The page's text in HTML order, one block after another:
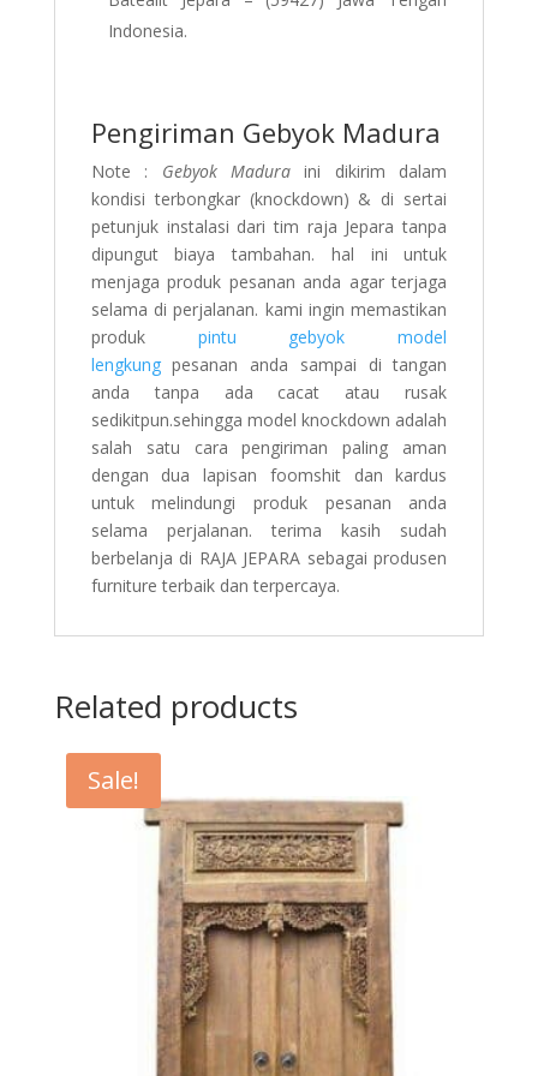
Indonesia.
Pengiriman Gebyok Madura
Note : Gebyok Maduraini dikirim dalam
kondisi terbongkar (knockdown) & di sertai
petunjuk instalasi dari tim raja Jepara tanpa
dipungut biaya tambahan. hal ini untuk
menjaga produk pesanan anda agar terjaga
selama di perjalanan. kami ingin memastikan
produk pintu gebyok model
lengkungpesanan anda sampai di tangan
anda tanpa ada cacat atau rusak
sedikitpun.sehingga model knockdown adalah
salah satu cara pengiriman paling aman
dengan dua lapisan foomshit dan kardus
untuk melindungi produk pesanan anda
selama perjalanan. terima kasih sudah
berbelanja di RAJA JEPARA sebagai produsen
furniture terbaik dan terpercaya.
Related products
Sale!